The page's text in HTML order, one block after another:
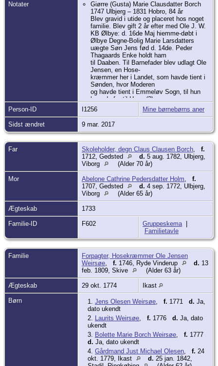
Notater
Giørre (Gusta) Marie Clausdatter Borch
1747 Ulbjerg – 1831 Hobro, 84 år
Blev gravid i utide og placeret hos noget
familie. Blev gift 2 år efter med Ole J. W.
KB Ølbye: d. 16de Maj hiemme-døbt i
Ølbye Degne-Bolig Marie Larsdatters
uægte Søn Jens fød d. 14de. Peder
Thagaards Enke holdt ham
til Daaben. Til Barnefader blev udlagt Ole
Jensen, en Hose-
kræmmer her i Landet, som havde tient i
Sønden, hvor Moderen
og havde tient i Emmeløv Sogn, til hun
kom derfra til Houer(?)
Sogn, hvor hendes Fader boer, og var der
en kort Tid, til
hun saa for faae Uger siden kom her til
Ølbye Degne-Bolig.
At hun omtales som Larsdatter nogle
steder formoder jeg er en læsefejl –
Clausdatter.
Hun fødte 5 sønner og en datter.
Boede efter mandens død hos en søn der
var bager i Hobro.
Person-ID I1256 Mine børnebørns aner
Sidst ændret 9 mar. 2017
Far Skoleholder, degn Claus Clausen Borch, f.
1712, Gedsted
d. 5 aug. 1782, Ulbjerg,
Viborg
(Alder 70 år)
Mor Abelone Cathrine Pedersdatter Holm, f.
1707, Gedsted
d. 4 sep. 1772, Ulbjerg,
Viborg
(Alder 65 år)
Ægteskab 1733
Familie-ID F602 Gruppeskema|
Familietavle
Familie
Forpagter, Hosekræmmer Ole Jensen
Weirsøe, f. 1746, Ryde Vinderup d. 13
feb. 1809, Skive
(Alder 63 år)
Ægteskab 29 okt. 1774 Ikast
Børn 1. Jens Olesen Weirsøe, f. 1771 d. Ja,
dato ukendt
2. Laurits Weirsøe, f. 1776 d. Ja, dato
ukendt
3. Bolette Marie Borch Weirsøe, f. 1777
d. Ja, dato ukendt
4. Gårdmand Just Michael Olesen, f. 24
okt. 1779, Ikast
d. 25 jan. 1842,